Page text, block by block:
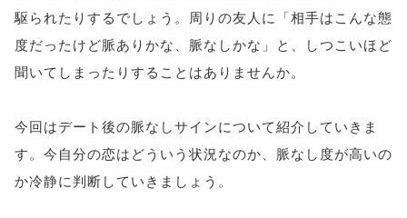
駆られたりするでしょう。周りの友人に「相手はこんな態
度だったけど脈ありかな、脈なしかな」と、しつこいほど
聞いてしまったりすることはありませんか。
今回はデート後の脈なしサインについて紹介していきま
す。今自分の恋はどういう状況なのか、脈なし度が高いの
か冷静に判断していきましょう。